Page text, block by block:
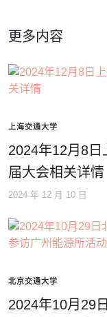
更多内容
上海交通大学
2024年12月8
届大会相关详情
2024 年 12 月 10 日
北京交通大学
2024年10月29